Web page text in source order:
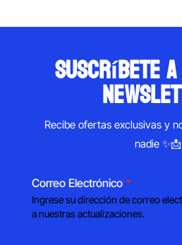
suscríbete
Recibe ofertas exclusivas y
nadie ✨📩
Correo Electrónico *
Ingrese su dirección de correo
a nuestras actualizaciones.